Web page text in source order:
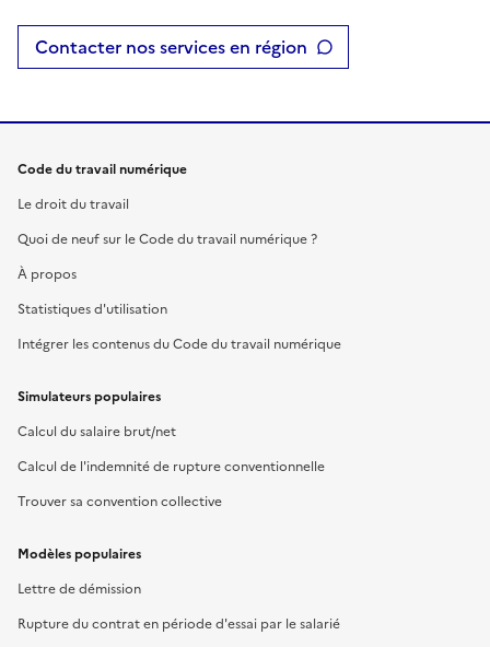
Contacter nos services en région
Code du travail numérique
Le droit du travail
Quoi de neuf sur le Code du travail numérique ?
À propos
Statistiques d'utilisation
Intégrer les contenus du Code du travail numérique
Simulateurs populaires
Calcul du salaire brut/net
Calcul de l'indemnité de rupture conventionnelle
Trouver sa convention collective
Modèles populaires
Lettre de démission
Rupture du contrat en période d'essai par le salarié